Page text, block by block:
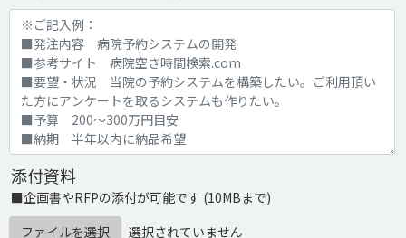
添付資料
■企画書やRFPの添付が可能です (10MBまで)
ファイルを選択
選択されていません